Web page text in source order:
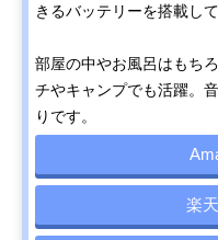
きるバッテリーを搭載して
部屋の中やお風呂はもち
チやキャンプでも活躍。
りです。
楽